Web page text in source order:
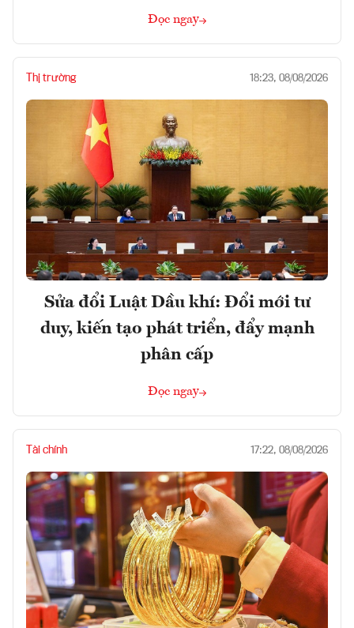
Đọc ngay
Thị trường 18:23, 08/08/2026
Sửa đổi Luật Dầu khí: Đổi mới tư
duy, kiến tạo phát triển, đẩy mạnh
phân cấp
Đọc ngay
Tài chính 17:22, 08/08/2026